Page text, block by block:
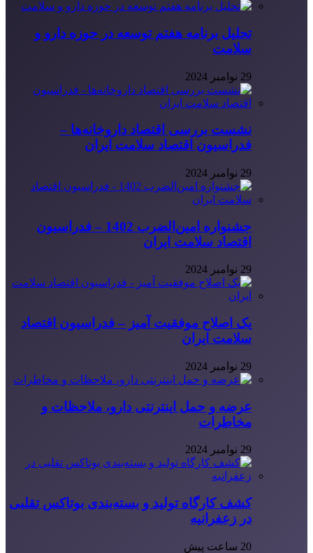
تحلیل برنامه هفتم توسعه در حوزه دارو و
سلامت
29 نوامبر 2024
نشست بررسی اقتصاد داروخانه‌ها –
فدراسیون اقتصاد سلامت ایران
29 نوامبر 2024
جشنواره امین‌الضرب 1402 – فدراسیون
اقتصاد سلامت ایران
29 نوامبر 2024
یک اصلاح موفقیت آمیز – فدراسیون اقتصاد
سلامت ایران
29 نوامبر 2024
عرضه و حمل اینترنتی دارو، ملاحظات و
مخاطرات
29 نوامبر 2024
کشف کارگاه تولید و بسته‌بندی بوتاکس تقلبی
در زعفرانیه
20 ساعت پیش